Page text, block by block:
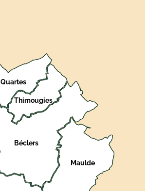
Quartes
Thimougies
Béclers
Maulde